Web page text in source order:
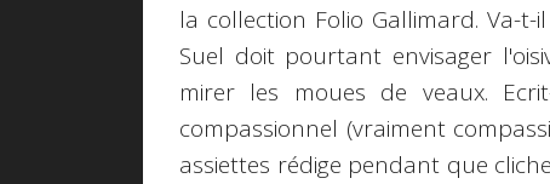
la collection Folio Gallimard. Va-
Suel doit pourtant envisager
mirer les moues de veaux.
compassionnel (vraiment
assiettes rédige pendant que